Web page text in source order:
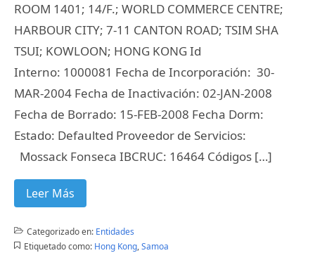
ROOM 1401; 14/F.; WORLD COMMERCE CENTRE;
HARBOUR CITY; 7-11 CANTON ROAD; TSIM SHA
TSUI; KOWLOON; HONG KONG Id
Interno: 1000081 Fecha de Incorporación: 30-
MAR-2004 Fecha de Inactivación: 02-JAN-2008
Fecha de Borrado: 15-FEB-2008 Fecha Dorm:
Estado: Defaulted Proveedor de Servicios:
Mossack Fonseca IBCRUC: 16464 Códigos […]
Leer Más
Categorizado en: Entidades
Etiquetado como: Hong Kong,Samoa